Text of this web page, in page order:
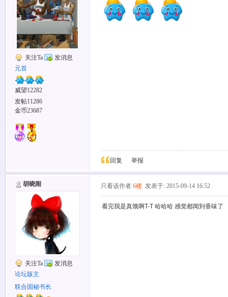
关注Ta
发消息
元首
威望12282
发帖11286
金币23687
回复 举报
胡晓闹
关注Ta
发消息
论坛版主
联合国秘书长
只看该作者 6楼 发表于: 2015-09-14 16:52
看完我是真饿啊T-T 哈哈哈 感觉都闻到香味了